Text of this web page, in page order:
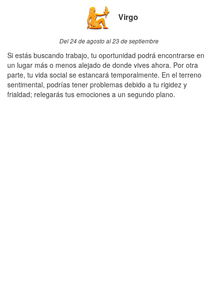
Virgo
Del 24 de agosto al 23 de septiembre
Si estás buscando trabajo, tu oportunidad podrá encontrarse en
un lugar más o menos alejado de donde vives ahora. Por otra
parte, tu vida social se estancará temporalmente. En el terreno
sentimental, podrías tener problemas debido a tu rigidez y
frialdad; relegarás tus emociones a un segundo plano.